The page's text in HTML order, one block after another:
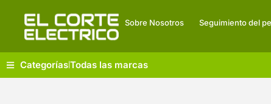
Sobre Nosotros Seguimiento del
Categorías| Todas las marcas